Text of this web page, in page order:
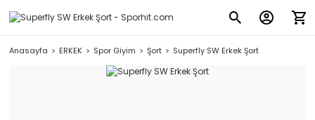
Anasayfa ERKEK Spor Giyim Şort Superfly SW Erkek Şort